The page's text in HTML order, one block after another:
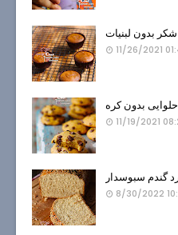
بدون لبنیات
11/26/2021
بدون کره
11/19/2021
گندم سبوسدار
8/30/2022